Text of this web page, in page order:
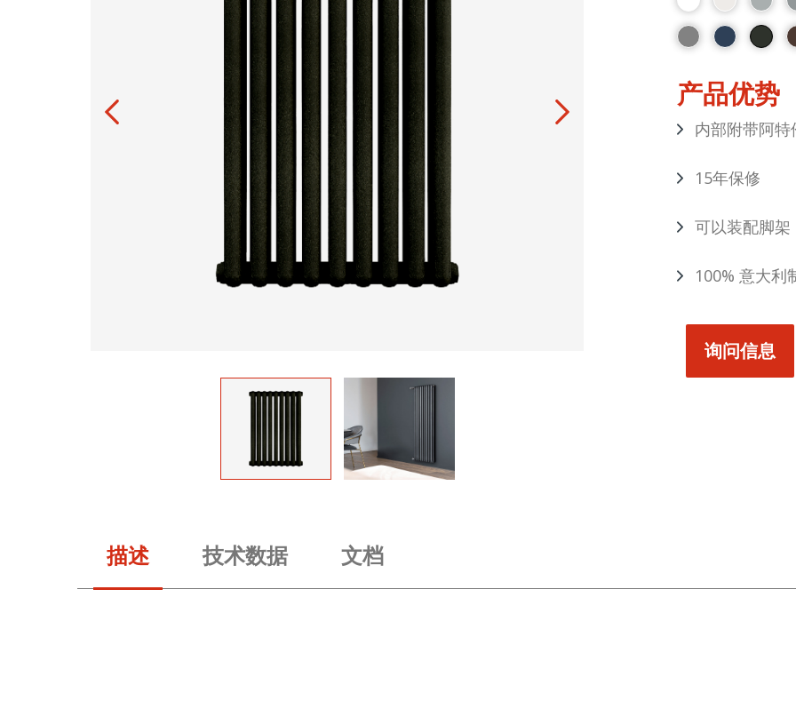
产品优势
内部附带阿
15年保修
可以装配脚
100% 意大利
询问信息
描述 技术数据 文档